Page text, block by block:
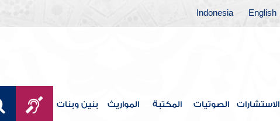
English
Indonesia
الاستشارات الصوتيات المكتبة المواريث بنين وبنات